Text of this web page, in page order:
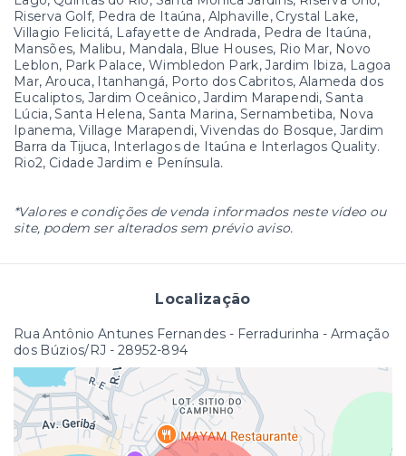
Riserva Golf, Pedra de Itaúna, Alphaville, Crystal Lake,
Villagio Felicitá, Lafayette de Andrada, Pedra de Itaúna,
Mansões, Malibu, Mandala, Blue Houses, Rio Mar, Novo
Leblon, Park Palace, Wimbledon Park, Jardim Ibiza, Lagoa
Mar, Arouca, Itanhangá, Porto dos Cabritos, Alameda dos
Eucaliptos, Jardim Oceânico, Jardim Marapendi, Santa
Lúcia, Santa Helena, Santa Marina, Sernambetiba, Nova
Ipanema, Village Marapendi, Vivendas do Bosque, Jardim
Barra da Tijuca, Interlagos de Itaúna e Interlagos Quality.
Rio2, Cidade Jardim e Península.
*Valores e condições de venda informados neste vídeo ou
site, podem ser alterados sem prévio aviso.
Localização
Rua Antônio Antunes Fernandes - Ferradurinha - Armação
dos Búzios/RJ - 28952-894